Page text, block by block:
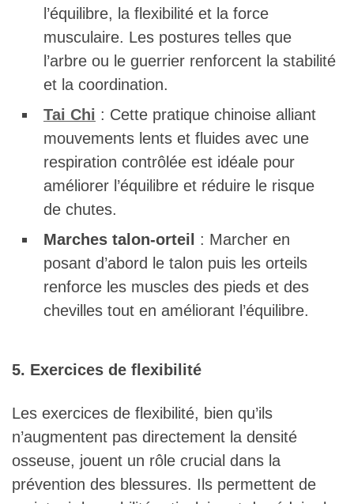
l’équilibre, la flexibilité et la force
musculaire. Les postures telles que
l’arbre ou le guerrier renforcent la stabilité
et la coordination.
Tai Chi : Cette pratique chinoise alliant
mouvements lents et fluides avec une
respiration contrôlée est idéale pour
améliorer l’équilibre et réduire le risque
de chutes.
Marches talon-orteil
: Marcher en
posant d’abord le talon puis les orteils
renforce les muscles des pieds et des
chevilles tout en améliorant l’équilibre.
5. Exercices de flexibilité
Les exercices de flexibilité, bien qu’ils
n’augmentent pas directement la densité
osseuse, jouent un rôle crucial dans la
prévention des blessures. Ils permettent de